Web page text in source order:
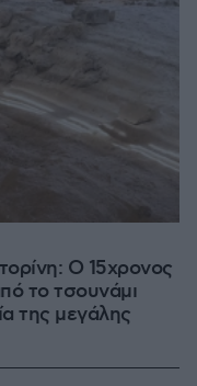
Ο 15χρονος
το τσουνάμι
της μεγάλης